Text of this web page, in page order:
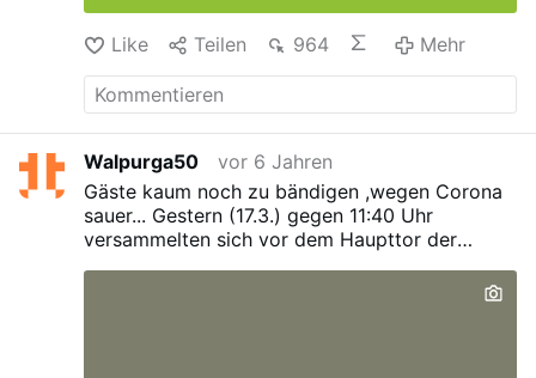
Like Teilen 964 Mehr
Walpurga50
vor 6 Jahren
Gäste kaum noch zu bändigen ,wegen Corona
sauer... Gestern (17.3.) gegen 11:40 Uhr
versammelten sich vor dem Haupttor der
vorwiegend aus Georgien und den Maghreb-